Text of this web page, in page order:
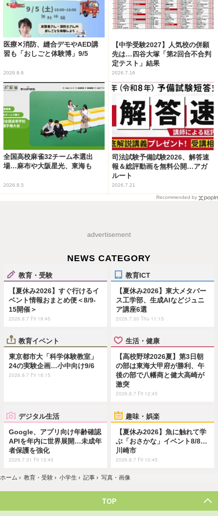
医療✕消防、縫合デモやAED講
習も「おしごと体験博」9/5
2026.8.6
【中学受験2027】人気校の併願
先は…四谷大塚「第2回合不合判
定テスト」結果
2026.7.16
全国高校麻雀32チーム本選出
場…麻布や大阪星光、東海も
2026.8.5
司法試験予備試験2026、解答速
報＆総評動画を無料公開…アガ
ルート
2026.7.21
Recommended by
advertisement
NEWS CATEGORY
教育・受験
【夏休み2026】すぐ行けるイ
ベント情報おまとめ便＜8/9-
15開催＞
2026.8.7 Fri 19:45
教育ICT
【夏休み2026】東大メタバー
ス工学部、生成AIなどジュニ
ア講座6選
2026.7.30 Thu 11:15
教育イベント
東京都市大「科学体験教室」
24の実験企画…小中向け9/6
2026.8.7 Fri 18:15
生活・健康
【高校野球2026夏】第3日朝
の部は東海大甲府が勝利、午
後の部で八幡商と健大高崎が
激突
2026.8.7 Fri 12:45
デジタル生活
Google、アプリ向け年齢確認
APIを年内に世界展開…未成年
者保護を強化
2026.7.31 Fri 13:45
趣味・娯楽
【夏休み2026】魚に触れて学
ぶ「おさかな」イベント8/8…
川崎市
2026.8.7 Fri 10:45
ホーム › 教育・受験 › 小学生 › 記事 › 写真・画像
TOP